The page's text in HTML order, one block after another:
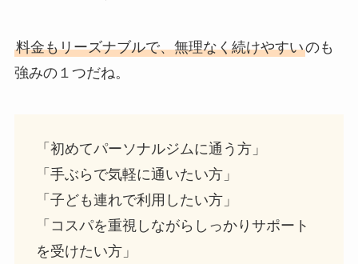
料金もリーズナブルで、無理なく続けやすいのも
強みの１つだね。
「初めてパーソナルジムに通う方」
「手ぶらで気軽に通いたい方」
「子ども連れで利用したい方」
「コスパを重視しながらしっかりサポート
を受けたい方」